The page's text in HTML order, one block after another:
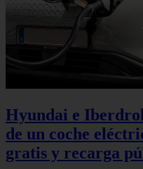
Hyundai e
de un coche
gratis y recarga